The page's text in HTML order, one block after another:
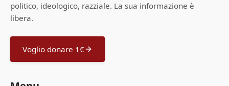
politico, ideologico, razziale. La sua informazione è
libera.
Voglio donare 1€